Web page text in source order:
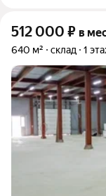
512 000 ₽ в
640 м² склад 1